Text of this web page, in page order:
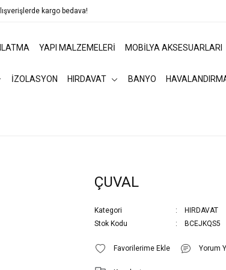
kargo bedava!
YAPI MALZEMELERİ MOBİLYA AKSESUARLARI
İZOLASYON HIRDAVAT BANYO
ÇUVAL
Kategori
HIRDAVAT
Stok Kodu
BCEJKQS5
Yorum